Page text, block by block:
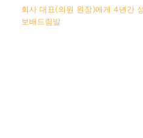
회사 대표(의원 원장)에게 4년간
보배드림발